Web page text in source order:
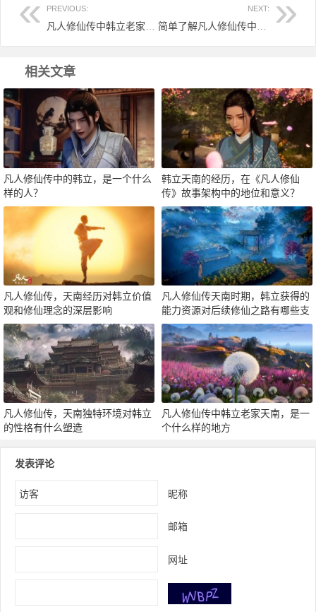
PREVIOUS:
凡人修仙传中韩立老家天南，是一个什么样的地方
NEXT:
简单了解凡人修仙传中韩立在天南的完整成长轨迹
相关文章
凡人修仙传中的韩立，是一个什么
样的人？
韩立天南的经历，在《凡人修仙
传》故事架构中的地位和意义？
凡人修仙传，天南经历对韩立价值
观和修仙理念的深层影响
凡人修仙传天南时期，韩立获得的
能力资源对后续修仙之路有哪些支
撑
凡人修仙传，天南独特环境对韩立
的性格有什么塑造
凡人修仙传中韩立老家天南，是一
个什么样的地方
发表评论
昵称
邮箱
网址